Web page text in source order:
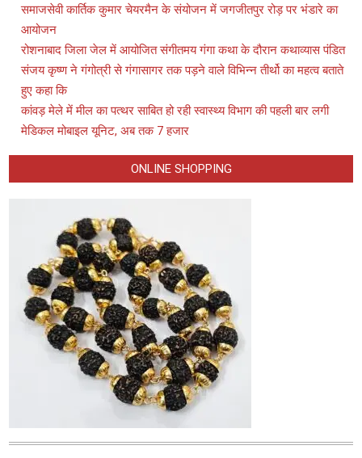
समाजसेवी कार्तिक कुमार चेयरमैन के संयोजन में जगजीतपुर रोड़ पर भंडारे का
आयोजन
रोशनाबाद जिला जेल में आयोजित संगीतमय गंगा कथा के दौरान कथाव्यास पंडित
संजय कृष्ण ने गंगोत्री से गंगासागर तक पड़ने वाले विभिन्न तीर्थो का महत्व बताते
हुए कहा कि
कांवड़ मेले में मील का पत्थर साबित हो रही स्वास्थ्य विभाग की पहली बार लगी
मेडिकल मोबाइल यूनिट, अब तक 7 हजार
ONLINE SHOPPING